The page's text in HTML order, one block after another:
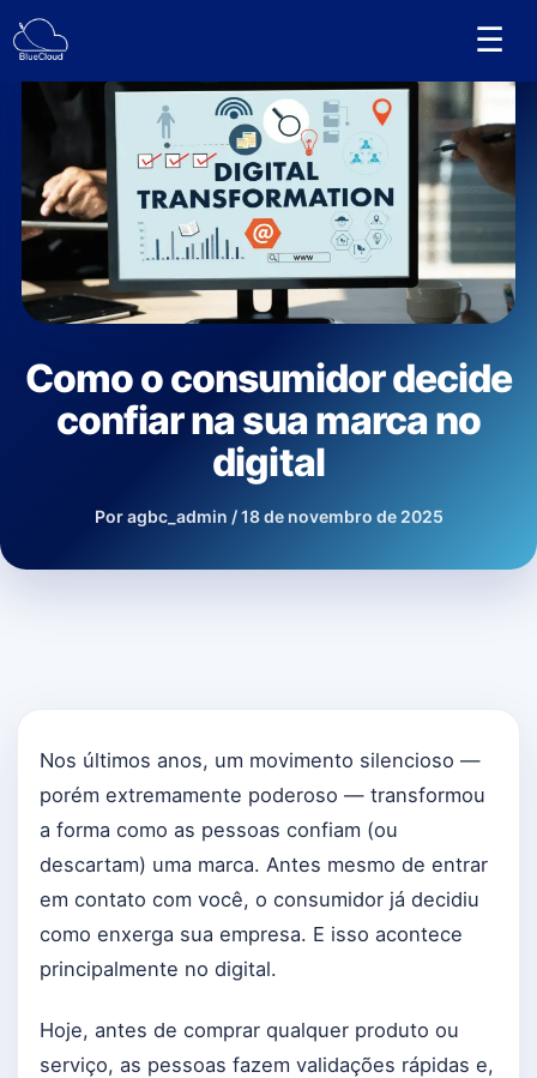
para
conteúdo
☰
Como o consumidor decide
confiar na sua marca no
digital
Poragbc_admin /18 de novembro de 2025
Nos últimos anos, um movimento silencioso —
porém extremamente poderoso — transformou
a forma como as pessoas confiam (ou
descartam) uma marca. Antes mesmo de entrar
em contato com você, o consumidor já decidiu
como enxerga sua empresa. E isso acontece
principalmente no digital.
Hoje, antes de comprar qualquer produto ou
serviço, as pessoas fazem validações rápidas e,